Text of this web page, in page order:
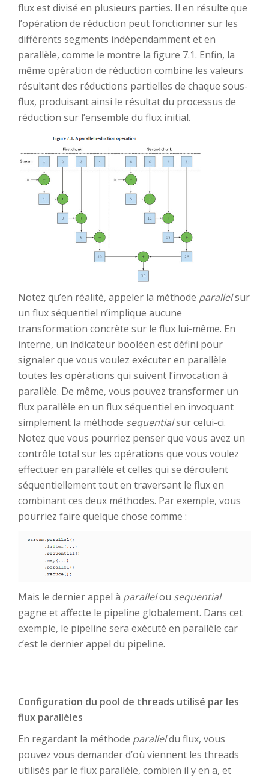
flux est divisé en plusieurs parties. Il en résulte que
l’opération de réduction peut fonctionner sur les
différents segments indépendamment et en
parallèle, comme le montre la figure 7.1. Enfin, la
même opération de réduction combine les valeurs
résultant des réductions partielles de chaque sous-
flux, produisant ainsi le résultat du processus de
réduction sur l’ensemble du flux initial.
Notez qu’en réalité, appeler la méthode parallelsur
un flux séquentiel n’implique aucune
transformation concrète sur le flux lui-même. En
interne, un indicateur booléen est défini pour
signaler que vous voulez exécuter en parallèle
toutes les opérations qui suivent l’invocation à
parallèle. De même, vous pouvez transformer un
flux parallèle en un flux séquentiel en invoquant
simplement la méthode sequentialsur celui-ci.
Notez que vous pourriez penser que vous avez un
contrôle total sur les opérations que vous voulez
effectuer en parallèle et celles qui se déroulent
séquentiellement tout en traversant le flux en
combinant ces deux méthodes. Par exemple, vous
pourriez faire quelque chose comme :
Mais le dernier appel à parallelou sequential
gagne et affecte le pipeline globalement. Dans cet
exemple, le pipeline sera exécuté en parallèle car
c’est le dernier appel du pipeline.
Configuration du pool de threads utilisé par les
flux parallèles
En regardant la méthode paralleldu flux, vous
pouvez vous demander d’où viennent les threads
utilisés par le flux parallèle, combien il y en a, et